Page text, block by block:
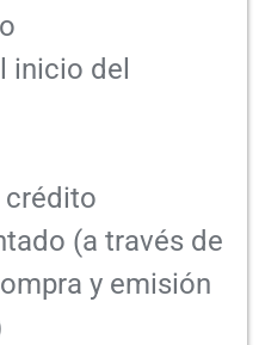
inicio del
crédito
(a través de
y emisión